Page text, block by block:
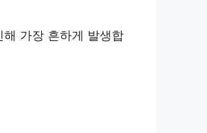
가장 흔하게 발생합